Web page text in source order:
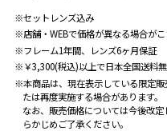
※セットレンズ込み
※店舗・WEBで価格が異なる場合がこ
※フレーム1年間、レンズ6ヶ月保証
※￥3,300(税込)以上で日本全国送料
※本商品は、現在表示している限定
たは再度実施する場合があります。
なお、販売価格については今後改
らかじめご了承ください。